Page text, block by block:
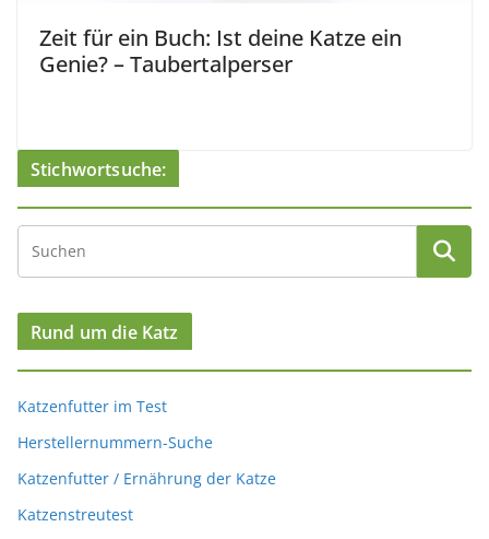
Zeit für ein Buch: Ist deine Katze ein
Genie? – Taubertalperser
Stichwortsuche:
Rund um die Katz
Katzenfutter im Test
Herstellernummern-Suche
Katzenfutter / Ernährung der Katze
Katzenstreutest